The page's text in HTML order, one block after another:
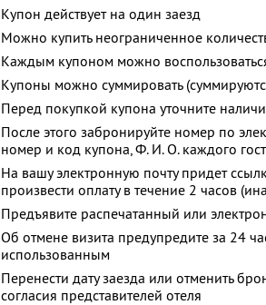
Купон действует на один заезд
Можно купить неограниченное
Каждым купоном можно
Купоны можно суммировать
Перед покупкой купона уточните
После этого забронируйте номер по
номер и код купона,Ф. И. О.каждого
На вашу электронную почту придет
произвести оплату в течение 2 часов
Предъявите распечатанный или
Об отмене визита предупредите за 24
использованным
Перенести дату заезда или отменить
согласия представителей отеля